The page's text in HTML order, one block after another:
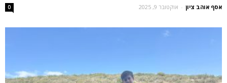
אסף אוהב ציון - אוקטובר 9, 2025 0